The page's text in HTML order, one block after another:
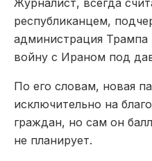
республиканцем,
администрация
войну с Ираном под
По его словам, новая
исключительно на
граждан, но сам он
не планирует.